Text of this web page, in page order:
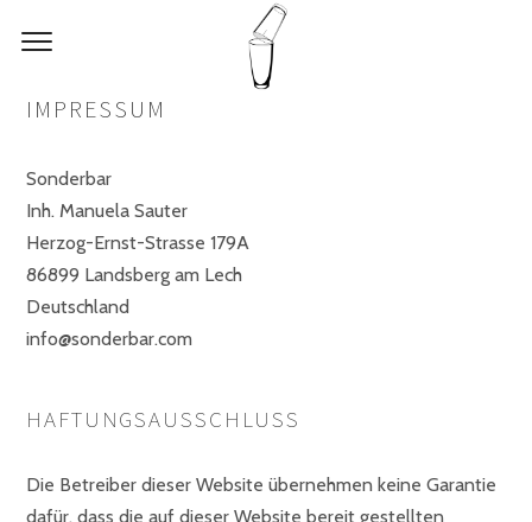
IMPRESSUM
Sonderbar
Inh. Manuela Sauter
Herzog-Ernst-Strasse 179A
86899 Landsberg am Lech
Deutschland
info@sonderbar.com
HAFTUNGSAUSSCHLUSS
Die Betreiber dieser Website übernehmen keine Garantie
dafür, dass die auf dieser Website bereit gestellten